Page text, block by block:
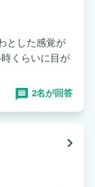
とした感覚が
くらいに目が
2名が回答
navigate_next